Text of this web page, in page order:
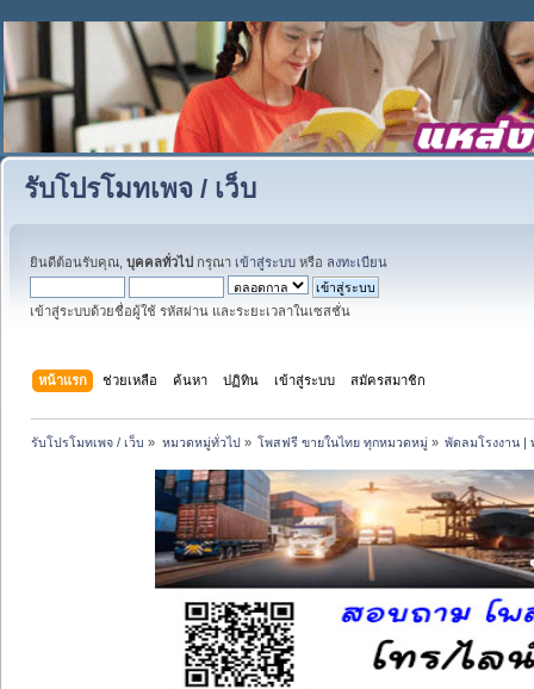
รับโปรโมทเพจ / เว็บ
ยินดีต้อนรับคุณ, บุคคลทั่วไป กรุณา เข้าสู่ระบบ หรือ ลงทะเบียน
เข้าสู่ระบบด้วยชื่อผู้ใช้ รหัสผ่าน และระยะเวลาในเซสชั่น
หน้าแรก ช่วยเหลือ ค้นหา ปฏิทิน เข้าสู่ระบบ สมัครสมาชิก
รับโปรโมทเพจ / เว็บ » หมวดหมู่ทั่วไป» โพสฟรี ขายในไทย ทุกหมวดหมู่» พัดลมโรงงาน |